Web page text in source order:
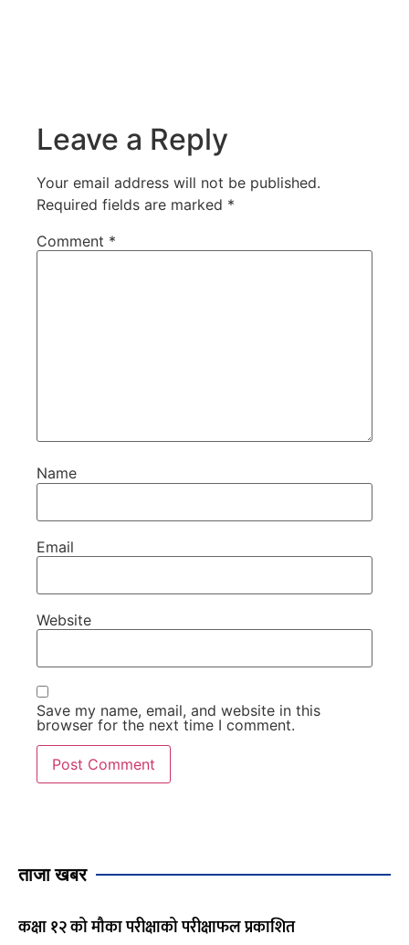
Leave a Reply
Your email address will not be published.
Required fields are marked *
Comment *
Name
Email
Website
Save my name, email, and website in this
browser for the next time I comment.
ताजा खबर
कक्षा १२ को मौका परीक्षाको परीक्षाफल प्रकाशित